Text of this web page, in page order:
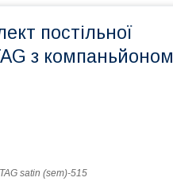
постільної
з компаньйоном
TAG satin (sem)-515